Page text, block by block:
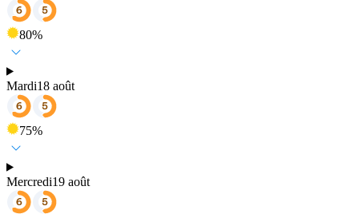
80%
Mardi18 août
75%
Mercredi19 août